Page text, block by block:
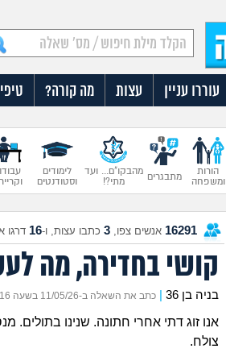
עוררו עניין עצות מה קורה?
הורות
ומשפחה
מתבגרים
מהבקו"ם... ועד
מתי?!
לימודים
וסטודנטים
16291 אנשים צפו, 3 כתבו עצות, ו-16 דרגו
קושי בחדירה, מה
בניה בן 36 כתב את השאלה ב-11/05/26 בשעה 12:16
אנו זוג דתי אחרי חתונה. שנינו בתולים.
צולח.